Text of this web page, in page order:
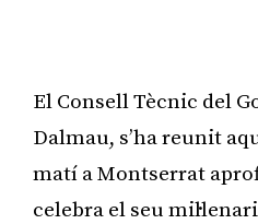
El Consell Tècnic del
Dalmau, s’ha reunit
matí a Montserrat
celebra el seu